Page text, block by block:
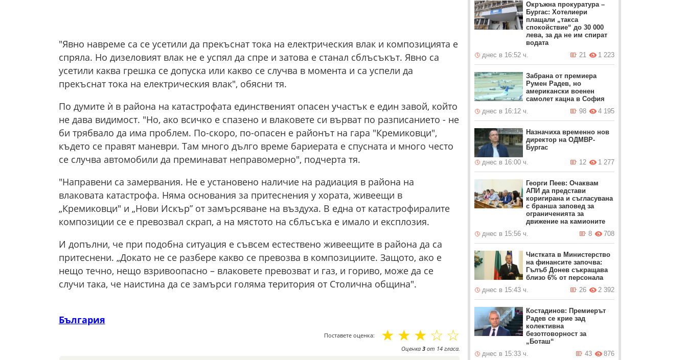
"Явно навреме са се усетили да прекъснат тока на електрическия влак и композицията е
спряла. Но дизеловият влак не е успял да спре и затова е станал сблъсъкът. Явно са
усетили каква грешка се допуска или какво се случва в момента и са успели да
прекъснат тока на електрическия влак", обясни тя.
По думите ѝ в района на катастрофата единственият опасен участък е един завой, който
не дава видимост. "Но, ако всичко е спазено и влаковете си върват по разписанието - не
би трябвало да има проблем. По-скоро, по-опасен е районът на гара "Кремиковци",
където се правят маневри. Там много дълго време бариерата е спусната и много често
се случва автомобили да преминават неправомерно", подчерта тя.
"Направени са замервания. Не е установено наличие на радиация в района на
влаковата катастрофа. Няма основания за притеснения у хората, живеещи в
„Кремиковци" и „Нови Искър” от замърсяване на въздуха. В една от катастрофиралите
композиции се е превозвал скрап, а на мястото на сблъсъка е имало и експлозия.
И допълни, че при подобна ситуация е съвсем естествено живеещите в района да са
притеснени. „Докато не се разбере какво се превозва в композициите. Защото, ако е
нещо течно, нещо взривоопасно – влаковете превозват и газ, и гориво, може да се
случи така, че наистина да се замърси голяма територия от Столична община".
България
Поставете оценка: ☆
☆
☆
☆
☆
Оценка 3от 14гласа.
Окръжна прокуратура –
Бургас: Хотелиери
плащали „такса
спокойствие“ до 30 000
лева, за да не им спират
водата
днес в 16:52 ч.
1 223
21
Забрана от премиера
Румен Радев, но
американски военен
самолет кацна в София
днес в 16:12 ч.
4 195
98
Назначиха временно нов
директор на ОДМВР-
Бургас
днес в 16:00 ч.
1 277
12
Георги Пеев: Очаквам
АПИ да представи
коригирана и съгласувана
с бранша заповед за
ограниченията за
движение на камионите
днес в 15:56 ч.
708
8
Чистката в Министерство
на финансите започва:
Гълъб Донев съкращава
близо 6% от персонала
днес в 15:43 ч.
2 392
26
Костадинов: Премиерът
Радев се крие зад
колективна
безотговорност за
„Боташ“
днес в 15:33 ч.
876
43